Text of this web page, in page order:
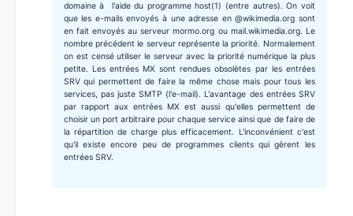
domaine à l'aide du programme host(1) (entre autres). On voit
que les e-mails envoyés à une adresse en @wikimedia.org sont
en fait envoyés au serveur mormo.org ou mail.wikimedia.org. Le
nombre précédent le serveur représente la priorité. Normalement
on est censé utiliser le serveur avec la priorité numérique la plus
petite. Les entrées MX sont rendues obsolètes par les entrées
SRV qui permettent de faire la même chose mais pour tous les
services, pas juste SMTP (l'e-mail). L'avantage des entrées SRV
par rapport aux entrées MX est aussi qu'elles permettent de
choisir un port arbitraire pour chaque service ainsi que de faire de
la répartition de charge plus efficacement. L'inconvénient c'est
qu'il existe encore peu de programmes clients qui gèrent les
entrées SRV.